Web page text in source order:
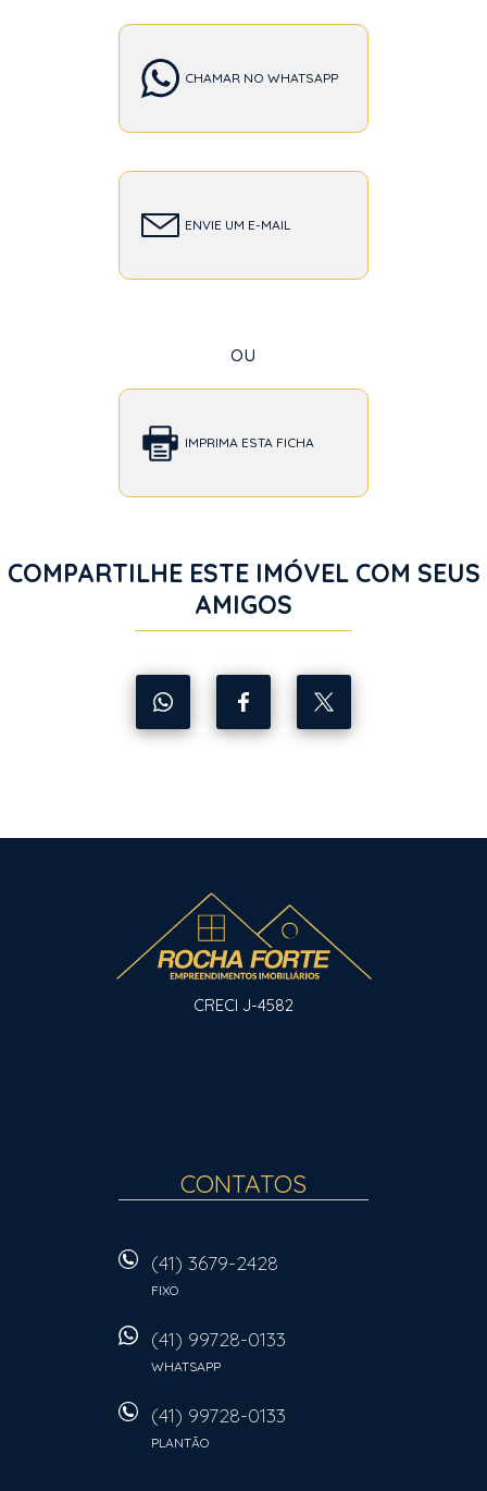
CHAMAR NO WHATSAPP
ENVIE UM E-MAIL
ou
IMPRIMA ESTA FICHA
COMPARTILHE ESTE IMÓVEL COM SEUS
AMIGOS
CRECI J-4582
CONTATOS
(41) 3679-2428
FIXO
(41) 99728-0133
WHATSAPP
(41) 99728-0133
PLANTÃO